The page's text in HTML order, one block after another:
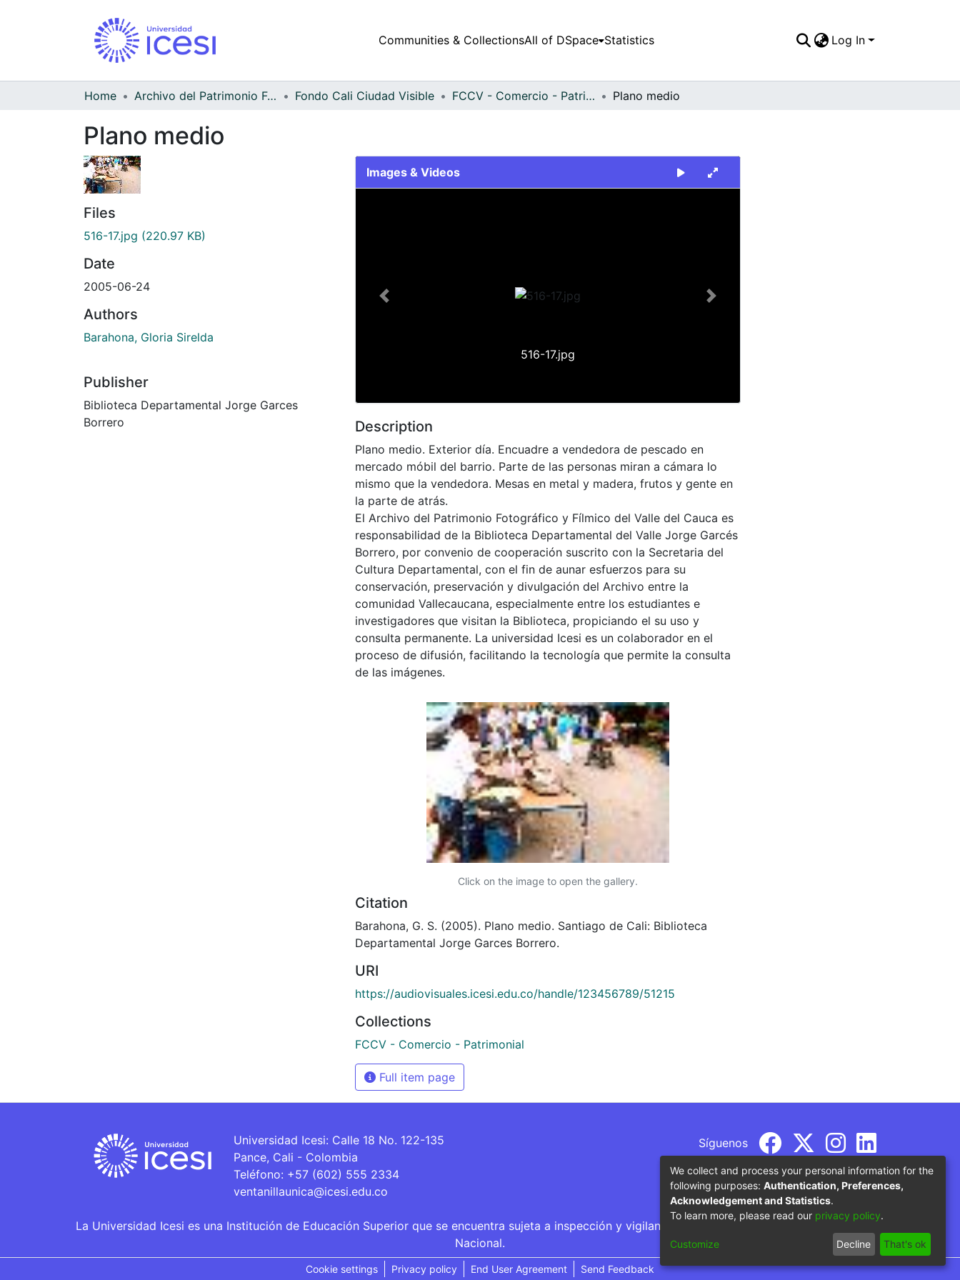
Communities & CollectionsAll of DSpace Statistics Log In
Home Archivo del Patrimonio Fotográfico y Fílmico del Valle del Cauca Fondo Cali Ciudad Visible FCCV - Comercio - Patrimonial Plano medio
Plano medio
Files
516-17.jpg (220.97 KB)
Date
2005-06-24
Authors
Barahona, Gloria Sirelda
Publisher
Biblioteca Departamental Jorge Garces
Borrero
Images & Videos
516-17.jpg
Previous Next
Description
Plano medio. Exterior día. Encuadre a vendedora de pescado en
mercado móbil del barrio. Parte de las personas miran a cámara lo
mismo que la vendedora. Mesas en metal y madera, frutos y gente en
la parte de atrás.
El Archivo del Patrimonio Fotográfico y Fílmico del Valle del Cauca es
responsabilidad de la Biblioteca Departamental del Valle Jorge Garcés
Borrero, por convenio de cooperación suscrito con la Secretaria del
Cultura Departamental, con el fin de aunar esfuerzos para su
conservación, preservación y divulgación del Archivo entre la
comunidad Vallecaucana, especialmente entre los estudiantes e
investigadores que visitan la Biblioteca, propiciando el su uso y
consulta permanente. La universidad Icesi es un colaborador en el
proceso de difusión, facilitando la tecnología que permite la consulta
de las imágenes.
Click on the image to open the gallery.
Citation
Barahona, G. S. (2005). Plano medio. Santiago de Cali: Biblioteca
Departamental Jorge Garces Borrero.
URI
https://audiovisuales.icesi.edu.co/handle/123456789/51215
Collections
FCCV - Comercio - Patrimonial
Full item page
Universidad Icesi: Calle 18 No. 122-135
Pance, Cali - Colombia
Teléfono: +57 (602) 555 2334
ventanillaunica@icesi.edu.co
Síguenos
La Universidad Icesi es una Institución de Educación Superior que se encuentra sujeta a inspección y vigilancia por parte del Ministerio de Educación
Nacional.
Cookie settings Privacy policy End User Agreement Send Feedback
We collect and process your personal information for the
following purposes: Authentication, Preferences,
Acknowledgement and Statistics.
To learn more, please read our privacy policy.
Customize Decline That's ok